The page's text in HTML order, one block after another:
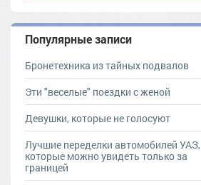
Популярные записи
Бронетехника из тайных подвалов
Эти "веселые" поездки с женой
Девушки, которые не голосуют
Лучшие переделки автомобилей УАЗ,
которые можно увидеть только за
границей